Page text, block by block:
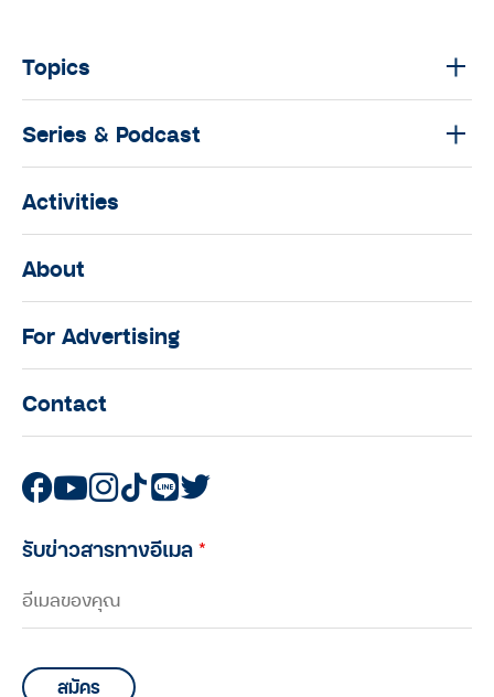
Topics
Series & Podcast
Activities
About
For Advertising
Contact
รับข่าวสารทางอีเมล*